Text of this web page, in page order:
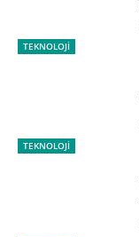
TEKNOLOJİ
TEKNOLOJİ